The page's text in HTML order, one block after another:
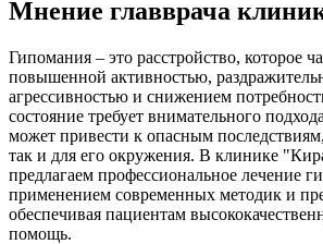
Мнение главврача
Гипомания – это расстройство, которое
повышенной активностью,
агрессивностью и снижением
состояние требует внимательного
может привести к опасным
так и для его окружения. В клинике
предлагаем профессиональное лечение
применением современных методик и
обеспечивая пациентам
помощь.